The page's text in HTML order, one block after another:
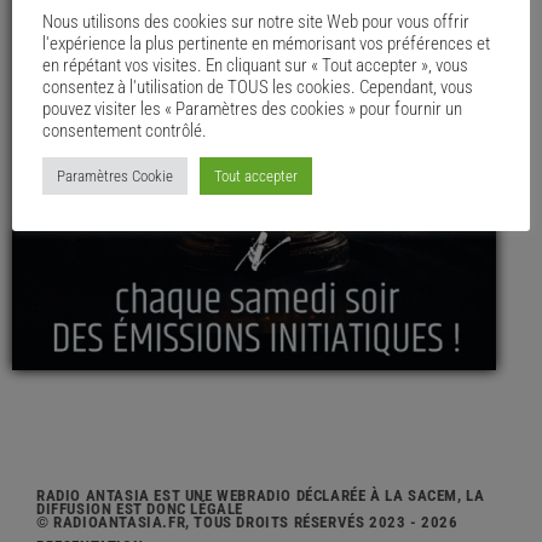
RADIO ANTASIA EST UNE WEBRADIO DÉCLARÉE À LA SACEM, LA
DIFFUSION EST DONC LÉGALE
© RADIOANTASIA.FR, TOUS DROITS RÉSERVÉS 2023 - 2026
Nous utilisons des cookies sur notre site Web pour vous offrir
l'expérience la plus pertinente en mémorisant vos préférences et
en répétant vos visites. En cliquant sur « Tout accepter », vous
consentez à l'utilisation de TOUS les cookies. Cependant, vous
pouvez visiter les « Paramètres des cookies » pour fournir un
consentement contrôlé.
Paramètres Cookie Tout accepter